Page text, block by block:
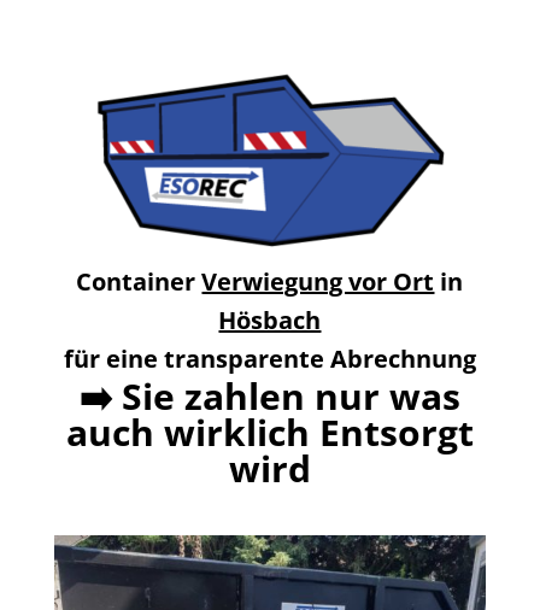
ContainerVerwiegung vor Ort in
Hösbach
für eine transparente Abrechnung
➡️Sie zahlen nur was
auch wirklich Entsorgt
wird